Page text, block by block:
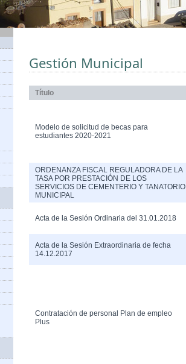
Gestión Municipal
Título
Modelo de solicitud de becas para
estudiantes 2020-2021
ORDENANZA FISCAL REGULADORA DE LA
TASA POR PRESTACIÓN DE LOS
SERVICIOS DE CEMENTERIO Y TANATORIO
MUNICIPAL
Acta de la Sesión Ordinaria del 31.01.2018
Acta de la Sesión Extraordinaria de fecha
14.12.2017
Contratación de personal Plan de empleo
Plus